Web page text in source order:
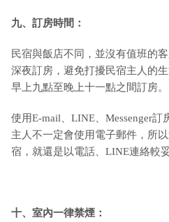
九、訂房時間：
民宿與飯店不同，並沒有值班的
深夜訂房，避免打擾民宿主人的
早上九點至晚上十一點之間訂房。
使用E-mail、LINE、Messenger
主人不一定會使用電子郵件，所
宿，就還是以電話、LINE連絡較妥
十、室內一律禁煙：